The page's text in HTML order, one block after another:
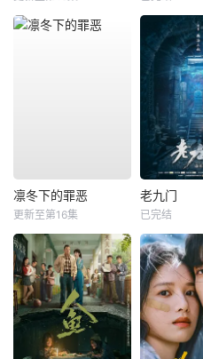
凛冬下的罪恶
更新至第16集
老九门
已完结